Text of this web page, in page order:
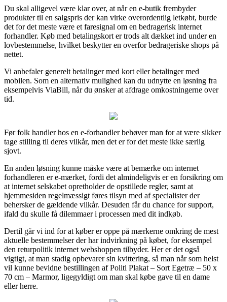
Du skal alligevel være klar over, at når en e-butik frembyder
produkter til en salgspris der kan virke overordentlig letkøbt, burde
det for det meste være et faresignal om en bedragerisk internet
forhandler. Køb med betalingskort er trods alt dækket ind under en
lovbestemmelse, hvilket beskytter en overfor bedrageriske shops på
nettet.
Vi anbefaler generelt betalinger med kort eller betalinger med
mobilen. Som en alternativ mulighed kan du udnytte en løsning fra
eksempelvis ViaBill, når du ønsker at afdrage omkostningerne over
tid.
Før folk handler hos en e-forhandler behøver man for at være sikker
tage stilling til deres vilkår, men det er for det meste ikke særlig
sjovt.
En anden løsning kunne måske være at bemærke om internet
forhandleren er e-mærket, fordi det almindeligvis er en forsikring om
at internet selskabet opretholder de opstillede regler, samt at
hjemmesiden regelmæssigt føres tilsyn med af specialister der
behersker de gældende vilkår. Desuden får du chance for support,
ifald du skulle få dilemmaer i processen med dit indkøb.
Dertil går vi ind for at køber er oppe på mærkerne omkring de mest
aktuelle bestemmelser der har indvirkning på købet, for eksempel
den returpolitik internet webshoppen tilbyder. Her er det også
vigtigt, at man stadig opbevarer sin kvittering, så man når som helst
vil kunne bevidne bestillingen af Politi Plakat – Sort Egetræ – 50 x
70 cm – Marmor, ligegyldigt om man skal købe gave til en dame
eller herre.